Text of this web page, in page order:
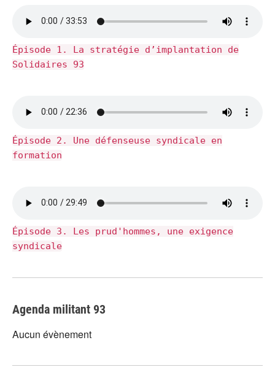
Épisode 1. La stratégie d’implantation de
Solidaires 93
Épisode 2. Une défenseuse syndicale en
formation
Épisode 3. Les prud'hommes, une exigence
syndicale
Agenda militant 93
Aucun évènement